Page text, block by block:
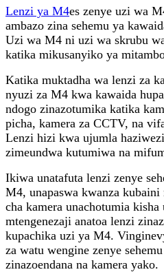
Lenzi ya M4es zenye uzi wa
ambazo zina sehemu ya
Uzi wa M4 ni uzi wa skrubu
katika mikusanyiko ya
Katika muktadha wa lenzi za
nyuzi za M4 kwa kawaida
ndogo zinazotumika katika
picha, kamera za CCTV, na
Lenzi hizi kwa ujumla
zimeundwa kutumiwa na
Ikiwa unatafuta lenzi zenye
M4, unapaswa kwanza
cha kamera unachotumia kisha
mtengenezaji anatoa lenzi
kupachika uzi ya M4.
za watu wengine zenye
zinazoendana na kamera yako.